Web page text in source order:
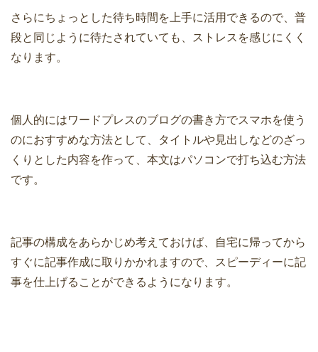
さらにちょっとした待ち時間を上手に活用できるので、普
段と同じように待たされていても、ストレスを感じにくく
なります。
個人的にはワードプレスのブログの書き方でスマホを使う
のにおすすめな方法として、タイトルや見出しなどのざっ
くりとした内容を作って、本文はパソコンで打ち込む方法
です。
記事の構成をあらかじめ考えておけば、自宅に帰ってから
すぐに記事作成に取りかかれますので、スピーディーに記
事を仕上げることができるようになります。